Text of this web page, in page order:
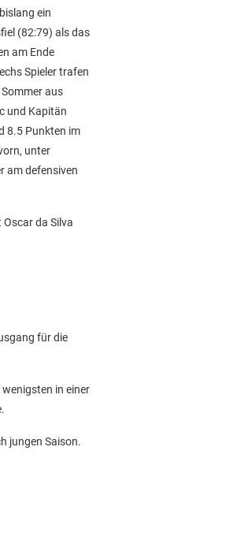
ein
(82:79) als das
am Ende
Spieler trafen
aus
und Kapitän
8.5 Punkten im
unter
am defensiven
da Silva
für die
in einer
jungen Saison.